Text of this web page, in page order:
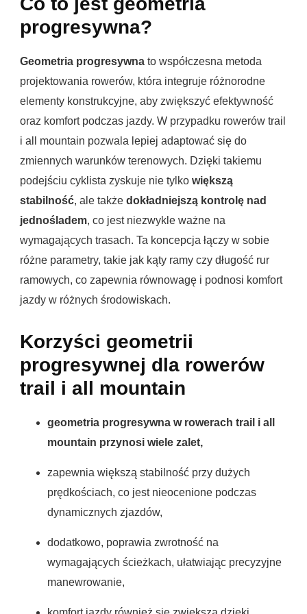
progresywna?
Geometria progresywna to współczesna metoda
projektowania rowerów, która integruje różnorodne
elementy konstrukcyjne, aby zwiększyć efektywność
oraz komfort podczas jazdy. W przypadku rowerów trail
i all mountain pozwala lepiej adaptować się do
zmiennych warunków terenowych. Dzięki takiemu
podejściu cyklista zyskuje nie tylko większą
stabilność, ale także dokładniejszą kontrolę nad
jednośladem, co jest niezwykle ważne na
wymagających trasach. Ta koncepcja łączy w sobie
różne parametry, takie jak kąty ramy czy długość rur
ramowych, co zapewnia równowagę i podnosi komfort
jazdy w różnych środowiskach.
Korzyści geometrii
progresywnej dla rowerów
trail i all mountain
geometria progresywna w rowerach trail i all
mountain przynosi wiele zalet,
zapewnia większą stabilność przy dużych
prędkościach, co jest nieocenione podczas
dynamicznych zjazdów,
dodatkowo, poprawia zwrotność na
wymagających ścieżkach, ułatwiając precyzyjne
manewrowanie,